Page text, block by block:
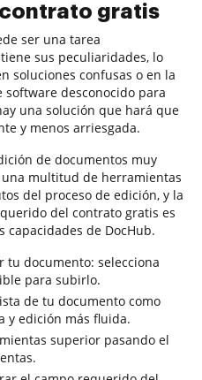
gratis
ser una tarea
sus peculiaridades, lo
soluciones confusas o en la
desconocido para
una solución que hará que
y menos arriesgada.
de documentos muy
multitud de herramientas
del proceso de edición, y la
del contrato gratis es
capacidades de DocHub.
tu documento: selecciona
para subirlo.
de tu documento como
y edición más fluida.
superior pasando el